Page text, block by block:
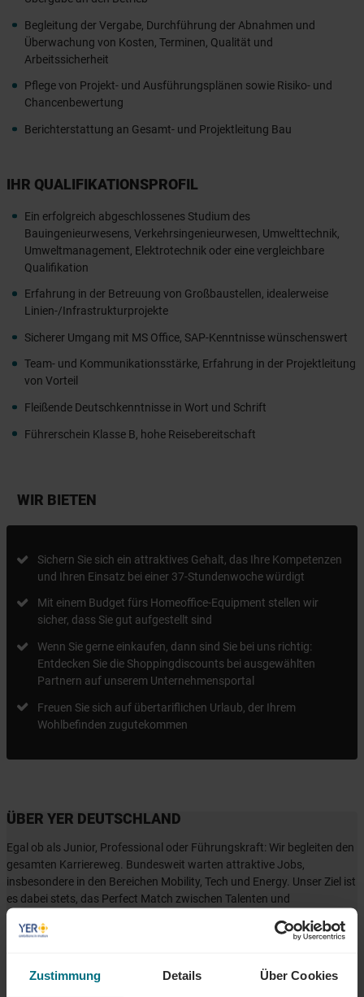
Zustimmung Details Über Cookies
Begleitung der Vergabe, Durchführung der Abnahmen und
Überwachung von Kosten, Terminen, Qualität und
Arbeitssicherheit
Pflege von Projekt- und Ausführungsplänen sowie Risiko- und
Chancenbewertung
Berichterstattung an Gesamt- und Projektleitung Bau
IHR QUALIFIKATIONSPROFIL
Ein erfolgreich abgeschlossenes Studium des
Bauingenieurwesens, Verkehrsingenieurwesen, Umwelttechnik,
Umweltmanagement, Elektrotechnik oder eine vergleichbare
Qualifikation
Erfahrung in der Betreuung von Großbaustellen, idealerweise
Linien-/Infrastrukturprojekte
Sicherer Umgang mit MS Office, SAP-Kenntnisse wünschenswert
Team- und Kommunikationsstärke, Erfahrung in der Projektleitung
von Vorteil
Fleißende Deutschkenntnisse in Wort und Schrift
Führerschein Klasse B, hohe Reisebereitschaft
WIR BIETEN
Sichern Sie sich ein attraktives Gehalt, das Ihre Kompetenzen
und Ihren Einsatz bei einer 37-Stundenwoche würdigt
Mit einem Budget fürs Homeoffice-Equipment stellen wir
sicher, dass Sie gut aufgestellt sind
Wenn Sie gerne einkaufen, dann sind Sie bei uns richtig:
Entdecken Sie die Shoppingdiscounts bei ausgewählten
Partnern auf unserem Unternehmensportal
Freuen Sie sich auf übertariflichen Urlaub, der Ihrem
Wohlbefinden zugutekommen
ÜBER YER DEUTSCHLAND
Egal ob als Junior, Professional oder Führungskraft: Wir begleiten den
gesamten Karriereweg. Bundesweit warten attraktive Jobs,
insbesondere in den Bereichen Mobility, Tech und Energy. Unser Ziel ist
es dabei stets, das Perfect Match zwischen Talenten und
Unternehmen zu finden. Als Teil der YER Group wächst unser Angebot
an internationalen Services stetig weiter und eröffnet auch berufliche
renommierten Kundenunternehmen oder im internen Team von YER -
bei uns beginnt der Weg zum Traumjob!